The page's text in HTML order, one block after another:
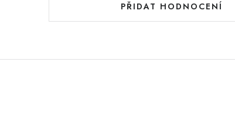
PŘIDAT HODNOCENÍ